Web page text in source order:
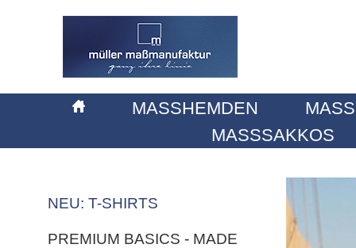
MASSHEMDEN
MASSSAKKOS
NEU: T-SHIRTS
PREMIUM BASICS - MADE